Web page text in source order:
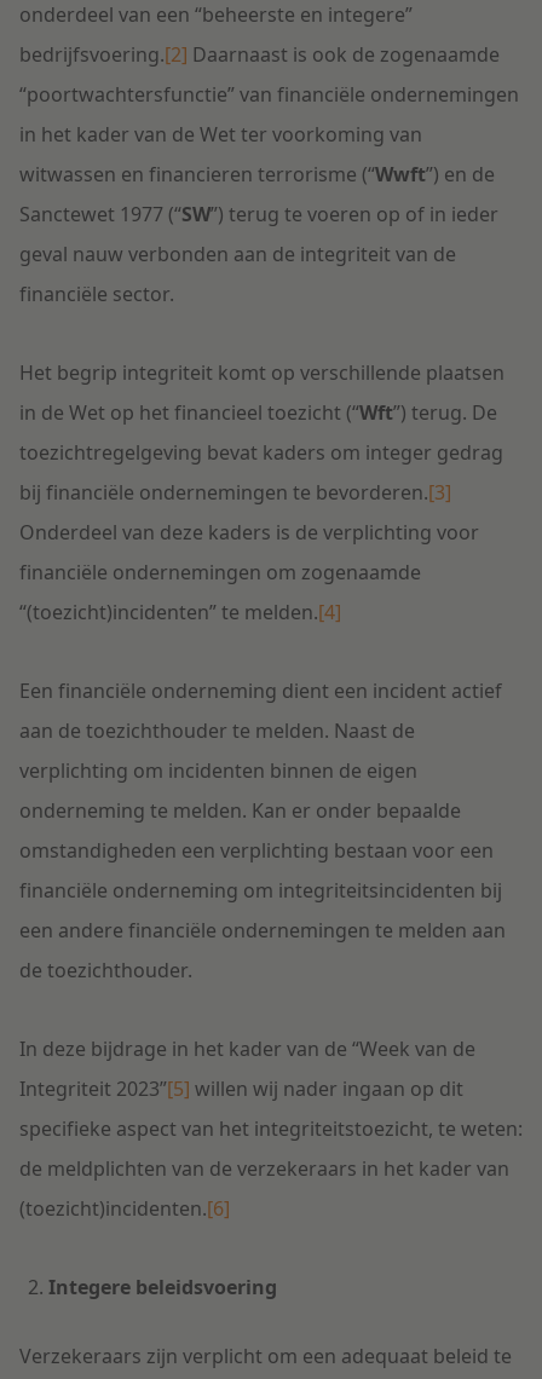
onderdeel van een “beheerste en integere”
bedrijfsvoering.[2] Daarnaast is ook de zogenaamde
“poortwachtersfunctie” van financiële ondernemingen
in het kader van de Wet ter voorkoming van
witwassen en financieren terrorisme (“Wwft”) en de
Sanctewet 1977 (“SW”) terug te voeren op of in ieder
geval nauw verbonden aan de integriteit van de
financiële sector.
Het begrip integriteit komt op verschillende plaatsen
in de Wet op het financieel toezicht (“Wft”) terug. De
toezichtregelgeving bevat kaders om integer gedrag
bij financiële ondernemingen te bevorderen.[3]
Onderdeel van deze kaders is de verplichting voor
financiële ondernemingen om zogenaamde
“(toezicht)incidenten” te melden.[4]
Een financiële onderneming dient een incident actief
aan de toezichthouder te melden. Naast de
verplichting om incidenten binnen de eigen
onderneming te melden. Kan er onder bepaalde
omstandigheden een verplichting bestaan voor een
financiële onderneming om integriteitsincidenten bij
een andere financiële ondernemingen te melden aan
de toezichthouder.
In deze bijdrage in het kader van de “Week van de
Integriteit 2023”[5] willen wij nader ingaan op dit
specifieke aspect van het integriteitstoezicht, te weten:
de meldplichten van de verzekeraars in het kader van
(toezicht)incidenten.[6]
Integere beleidsvoering
Verzekeraars zijn verplicht om een adequaat beleid te